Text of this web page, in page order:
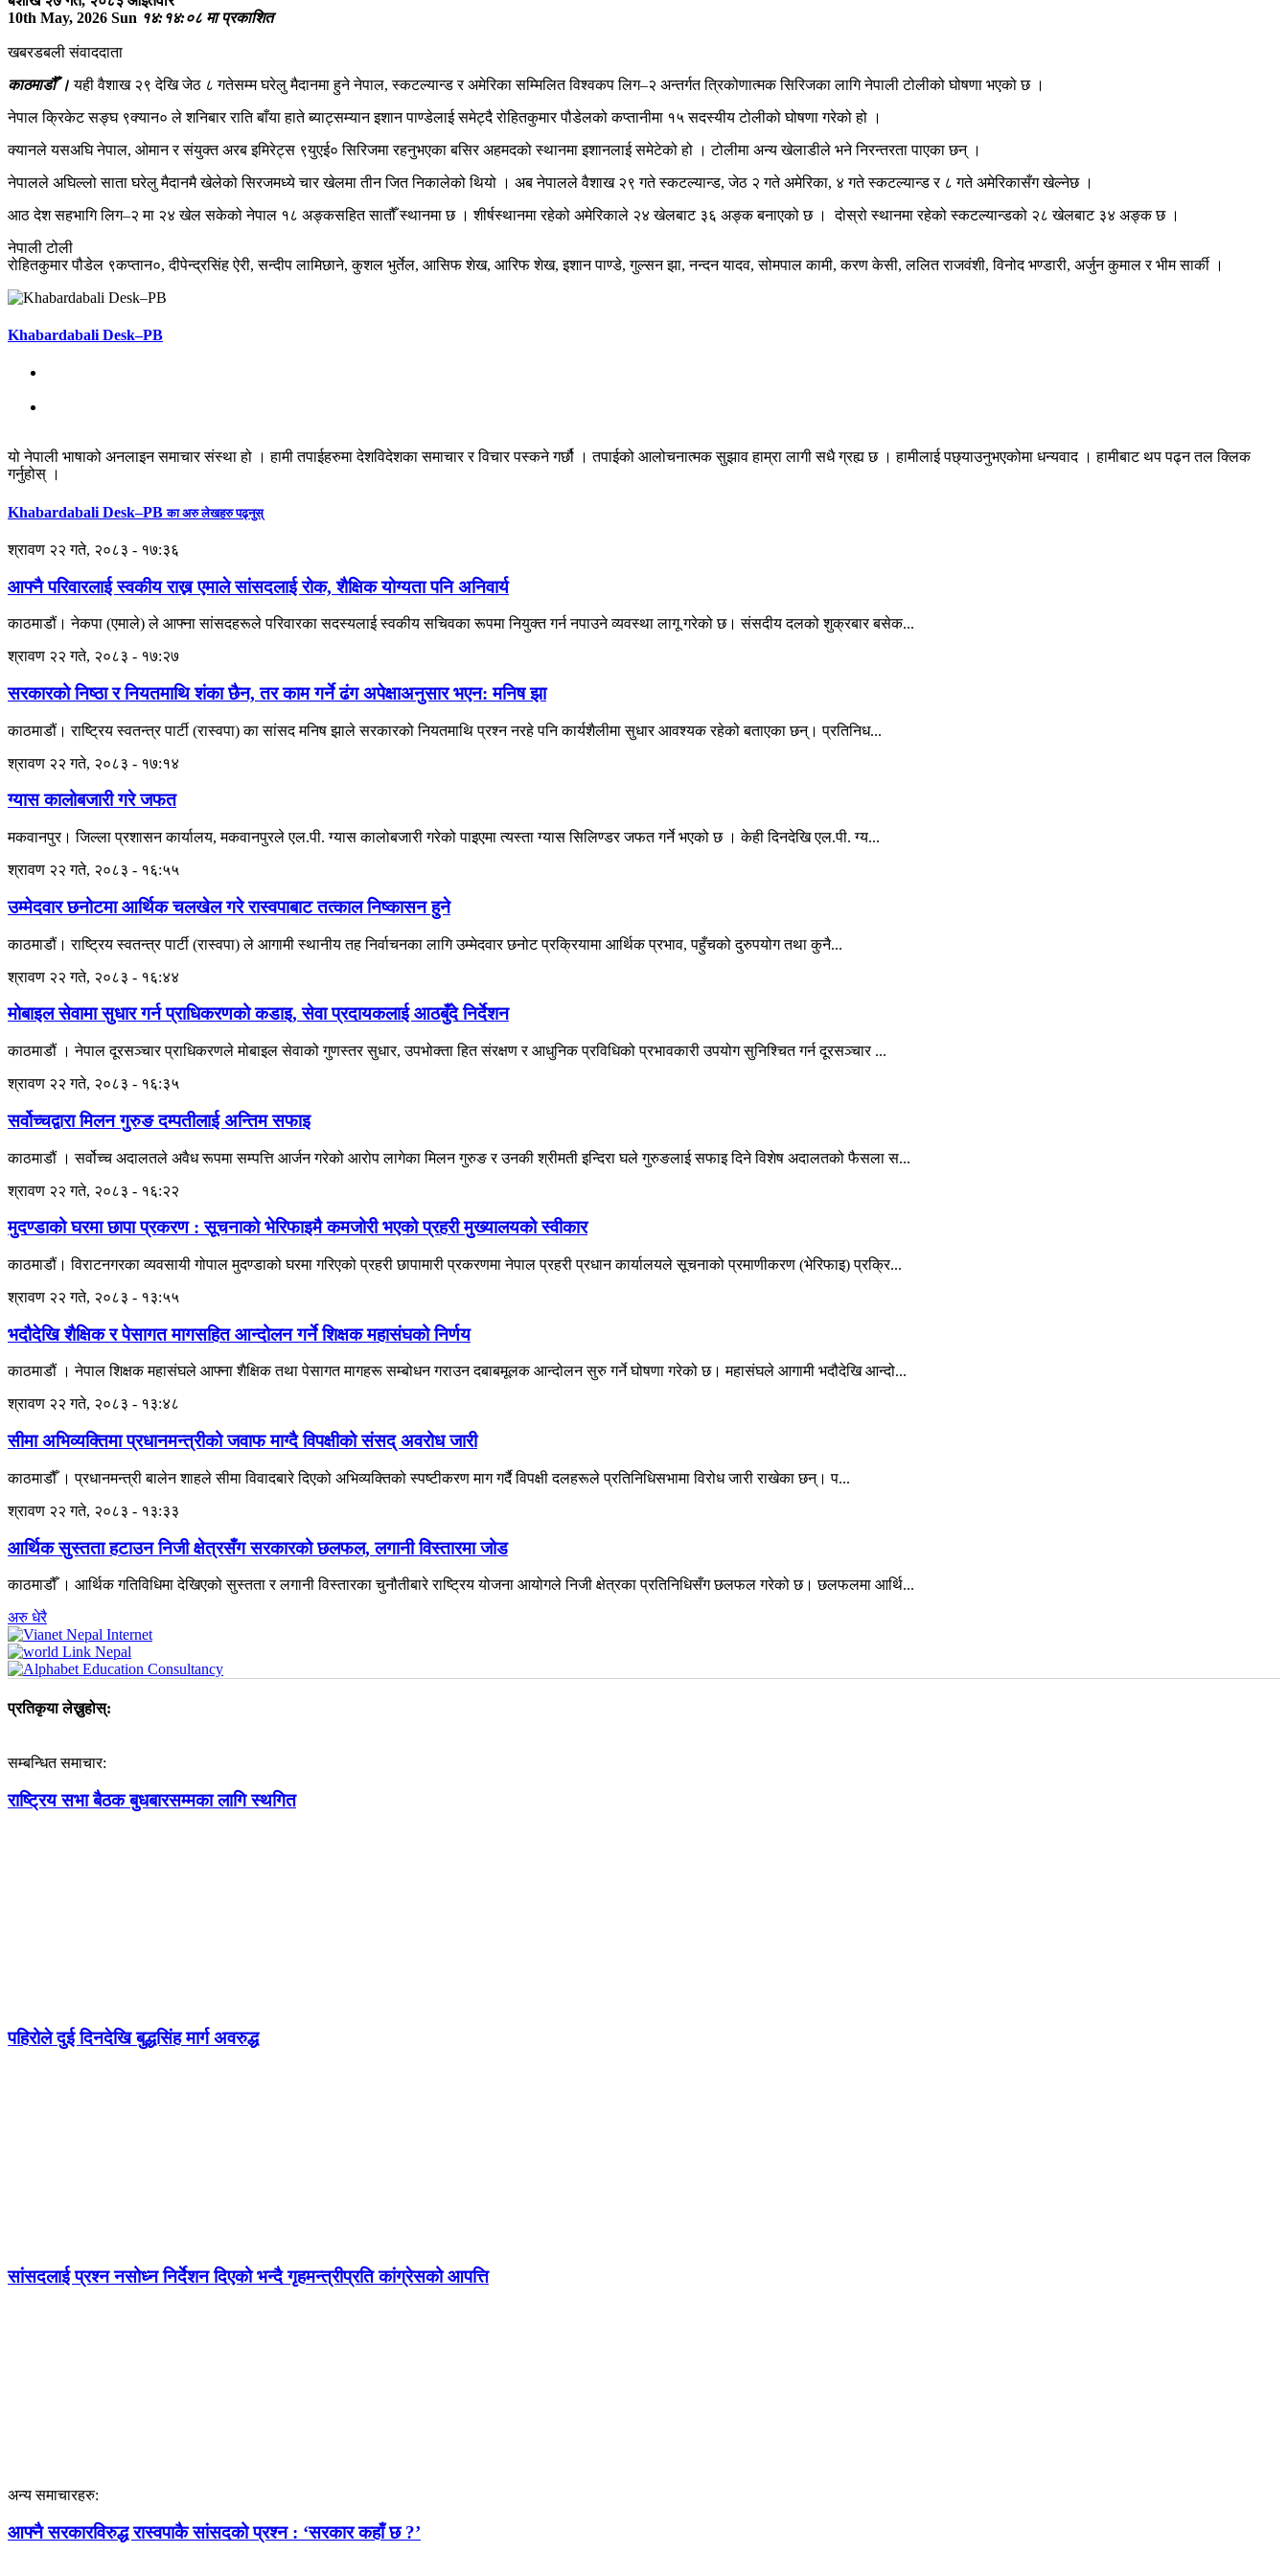
10th May, 2026 Sun १४:१४:०८ मा प्रकाशित
खबरडबली संवाददाता
काठमाडौँ ।यही वैशाख २९ देखि जेठ ८ गतेसम्म घरेलु मैदानमा हुने नेपाल, स्कटल्यान्ड र अमेरिका सम्मिलित विश्वकप लिग–२ अन्तर्गत त्रिकोणात्मक सिरिजका लागि नेपाली टोलीको घोषणा भएको छ ।
नेपाल क्रिकेट सङ्घ ९क्यान० ले शनिबार राति बाँया हाते ब्याट्सम्यान इशान पाण्डेलाई समेट्दै रोहितकुमार पौडेलको कप्तानीमा १५ सदस्यीय टोलीको घोषणा गरेको हो ।
क्यानले यसअघि नेपाल, ओमान र संयुक्त अरब इमिरेट्स ९युएई० सिरिजमा रहनुभएका बसिर अहमदको स्थानमा इशानलाई समेटेको हो । टोलीमा अन्य खेलाडीले भने निरन्तरता पाएका छन् ।
नेपालले अघिल्लो साता घरेलु मैदानमै खेलेको सिरजमध्ये चार खेलमा तीन जित निकालेको थियो । अब नेपालले वैशाख २९ गते स्कटल्यान्ड, जेठ २ गते अमेरिका, ४ गते स्कटल्यान्ड र ८ गते अमेरिकासँग खेल्नेछ ।
आठ देश सहभागि लिग–२ मा २४ खेल सकेको नेपाल १८ अङ्कसहित सातौँ स्थानमा छ । शीर्षस्थानमा रहेको अमेरिकाले २४ खेलबाट ३६ अङ्क बनाएको छ । दोस्रो स्थानमा रहेको स्कटल्यान्डको २८ खेलबाट ३४ अङ्क छ ।
नेपाली टोली
रोहितकुमार पौडेल ९कप्तान०, दीपेन्द्रसिंह ऐरी, सन्दीप लामिछाने, कुशल भुर्तेल, आसिफ शेख, आरिफ शेख, इशान पाण्डे, गुल्सन झा, नन्दन यादव, सोमपाल कामी, करण केसी, ललित राजवंशी, विनोद भण्डारी, अर्जुन कुमाल र भीम सार्की ।
Khabardabali Desk–PB
यो नेपाली भाषाको अनलाइन समाचार संस्था हो । हामी तपाईहरुमा देशविदेशका समाचार र विचार पस्कने गर्छौ । तपाईको आलोचनात्मक सुझाव हाम्रा लागी सधै ग्रह्य छ । हामीलाई पछ्याउनुभएकोमा धन्यवाद । हामीबाट थप पढ्न तल क्लिक
गर्नुहोस् ।
Khabardabali Desk–PBका अरु लेखहरु पढ्नुस्
श्रावण २२ गते, २०८३ - १७:३६
आफ्नै परिवारलाई स्वकीय राख्न एमाले सांसदलाई रोक, शैक्षिक योग्यता पनि अनिवार्य
काठमाडौं। नेकपा (एमाले) ले आफ्ना सांसदहरूले परिवारका सदस्यलाई स्वकीय सचिवका रूपमा नियुक्त गर्न नपाउने व्यवस्था लागू गरेको छ। संसदीय दलको शुक्रबार बसेक...
श्रावण २२ गते, २०८३ - १७:२७
सरकारको निष्ठा र नियतमाथि शंका छैन, तर काम गर्ने ढंग अपेक्षाअनुसार भएन: मनिष झा
काठमाडौं। राष्ट्रिय स्वतन्त्र पार्टी (रास्वपा) का सांसद मनिष झाले सरकारको नियतमाथि प्रश्न नरहे पनि कार्यशैलीमा सुधार आवश्यक रहेको बताएका छन्। प्रतिनिध...
श्रावण २२ गते, २०८३ - १७:१४
ग्यास कालोबजारी गरे जफत
मकवानपुर। जिल्ला प्रशासन कार्यालय, मकवानपुरले एल.पी. ग्यास कालोबजारी गरेको पाइएमा त्यस्ता ग्यास सिलिण्डर जफत गर्ने भएको छ । केही दिनदेखि एल.पी. ग्य...
श्रावण २२ गते, २०८३ - १६:५५
उम्मेदवार छनोटमा आर्थिक चलखेल गरे रास्वपाबाट तत्काल निष्कासन हुने
काठमाडौं। राष्ट्रिय स्वतन्त्र पार्टी (रास्वपा) ले आगामी स्थानीय तह निर्वाचनका लागि उम्मेदवार छनोट प्रक्रियामा आर्थिक प्रभाव, पहुँचको दुरुपयोग तथा कुनै...
श्रावण २२ गते, २०८३ - १६:४४
मोबाइल सेवामा सुधार गर्न प्राधिकरणको कडाइ, सेवा प्रदायकलाई आठबुँदे निर्देशन
काठमाडौं । नेपाल दूरसञ्चार प्राधिकरणले मोबाइल सेवाको गुणस्तर सुधार, उपभोक्ता हित संरक्षण र आधुनिक प्रविधिको प्रभावकारी उपयोग सुनिश्चित गर्न दूरसञ्चार ...
श्रावण २२ गते, २०८३ - १६:३५
सर्वोच्चद्वारा मिलन गुरुङ दम्पतीलाई अन्तिम सफाइ
काठमाडौं । सर्वोच्च अदालतले अवैध रूपमा सम्पत्ति आर्जन गरेको आरोप लागेका मिलन गुरुङ र उनकी श्रीमती इन्दिरा घले गुरुङलाई सफाइ दिने विशेष अदालतको फैसला स...
श्रावण २२ गते, २०८३ - १६:२२
मुदण्डाको घरमा छापा प्रकरण : सूचनाको भेरिफाइमै कमजोरी भएको प्रहरी मुख्यालयको स्वीकार
काठमाडौं। विराटनगरका व्यवसायी गोपाल मुदण्डाको घरमा गरिएको प्रहरी छापामारी प्रकरणमा नेपाल प्रहरी प्रधान कार्यालयले सूचनाको प्रमाणीकरण (भेरिफाइ) प्रक्रि...
श्रावण २२ गते, २०८३ - १३:५५
भदौदेखि शैक्षिक र पेसागत मागसहित आन्दोलन गर्ने शिक्षक महासंघको निर्णय
काठमाडौं । नेपाल शिक्षक महासंघले आफ्ना शैक्षिक तथा पेसागत मागहरू सम्बोधन गराउन दबाबमूलक आन्दोलन सुरु गर्ने घोषणा गरेको छ। महासंघले आगामी भदौदेखि आन्दो...
श्रावण २२ गते, २०८३ - १३:४८
सीमा अभिव्यक्तिमा प्रधानमन्त्रीको जवाफ माग्दै विपक्षीको संसद् अवरोध जारी
काठमाडौँ । प्रधानमन्त्री बालेन शाहले सीमा विवादबारे दिएको अभिव्यक्तिको स्पष्टीकरण माग गर्दै विपक्षी दलहरूले प्रतिनिधिसभामा विरोध जारी राखेका छन्। प...
श्रावण २२ गते, २०८३ - १३:३३
आर्थिक सुस्तता हटाउन निजी क्षेत्रसँग सरकारको छलफल, लगानी विस्तारमा जोड
काठमाडौँ । आर्थिक गतिविधिमा देखिएको सुस्तता र लगानी विस्तारका चुनौतीबारे राष्ट्रिय योजना आयोगले निजी क्षेत्रका प्रतिनिधिसँग छलफल गरेको छ। छलफलमा आर्थि...
अरु धेरै
प्रतिकृया लेख्नुहोस्:
सम्बन्धित समाचार:
राष्ट्रिय सभा बैठक बुधबारसम्मका लागि स्थगित
पहिरोले दुई दिनदेखि बुद्धसिंह मार्ग अवरुद्ध
सांसदलाई प्रश्न नसोध्न निर्देशन दिएको भन्दै गृहमन्त्रीप्रति कांग्रेसको आपत्ति
अन्य समाचारहरु:
आफ्नै सरकारविरुद्ध रास्वपाकै सांसदको प्रश्न : ‘सरकार कहाँ छ ?’